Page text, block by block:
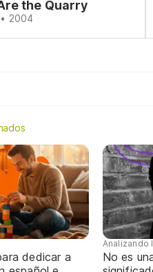
the Quarry
2004
dedicar a
Analizando
No es